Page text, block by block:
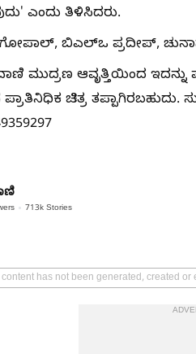
ಎಂದು ತಿಳಿಸಿದರು.
ಗೋಪಾಲ್‌, ಬಿಎಲ್‌ಒ ಪ್ರದೀಪ್‌,
ಮುದ್ರಣ ಆವೃತ್ತಿಯಿಂದ
ಪ್ರಾತಿನಿಧಿಕ ಚಿತ್ರ
713k Stories
content has not been generated, created